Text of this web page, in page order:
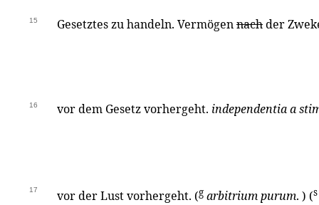
15 Gesetztes zu handeln. Vermögennachder
16 vor dem Gesetz vorhergeht. independentia a
17 vor der Lust vorhergeht. (g arbitrium purum. ) (s